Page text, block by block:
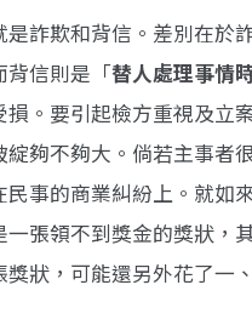
詐欺和背信。差別在於
背信則是「替人處理事情
。要引起檢方重視及立
夠不夠大。倘若主事者
事的商業糾紛上。就如
張領不到獎金的獎狀，
狀，可能還另外花了一